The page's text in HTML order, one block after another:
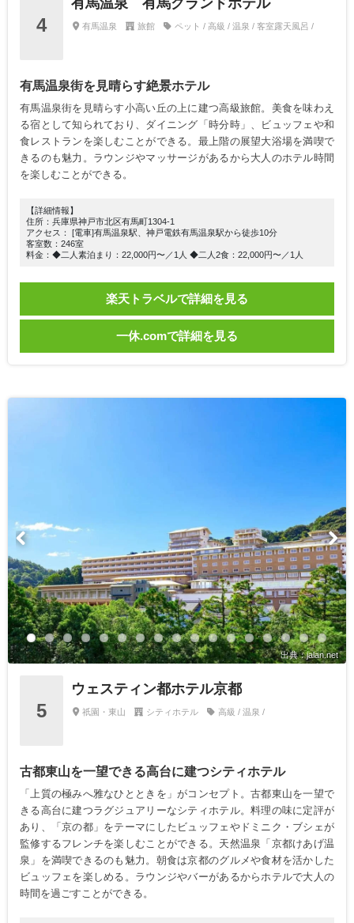
4 有馬温泉 旅館 ペット / 高級 / 温泉 / 客室露天風呂 /
有馬温泉街を見晴らす絶景ホテル
有馬温泉街を見晴らす小高い丘の上に建つ高級旅館。美食を味わえ
る宿として知られており、ダイニング「時分時」、ビュッフェや和
食レストランを楽しむことができる。最上階の展望大浴場を満喫で
きるのも魅力。ラウンジやマッサージがあるから大人のホテル時間
を楽しむことができる。
【詳細情報】
住所：兵庫県神戸市北区有馬町1304-1
アクセス： [電車]有馬温泉駅、神戸電鉄有馬温泉駅から徒歩10分
客室数：246室
料金：◆二人素泊まり：22,000円〜／1人 ◆二人2食：22,000円〜／1人
楽天トラベルで詳細を見る
一休.comで詳細を見る
出典：jalan.net
5
ウェスティン都ホテル京都
祇園・東山 シティホテル 高級 / 温泉 /
古都東山を一望できる高台に建つシティホテル
「上質の極みへ雅なひとときを」がコンセプト。古都東山を一望で
きる高台に建つラグジュアリーなシティホテル。料理の味に定評が
あり、「京の都」をテーマにしたビュッフェやドミニク・ブシェが
監修するフレンチを楽しむことができる。天然温泉「京都けあげ温
泉」を満喫できるのも魅力。朝食は京都のグルメや食材を活かした
ビュッフェを楽しめる。ラウンジやバーがあるからホテルで大人の
時間を過ごすことができる。